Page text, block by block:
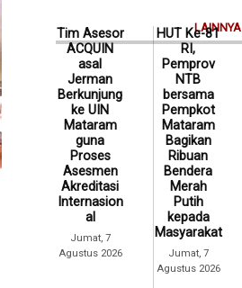
LAINNYA
Tim Asesor
ACQUIN
asal
Jerman
Berkunjung
ke UIN
Mataram
guna
Proses
Asesmen
Akreditasi
Internasion
al
Jumat, 7
Agustus 2026
HUT Ke-81
RI,
Pemprov
NTB
bersama
Pempkot
Mataram
Bagikan
Ribuan
Bendera
Merah
Putih
kepada
Masyarakat
Jumat, 7
Agustus 2026